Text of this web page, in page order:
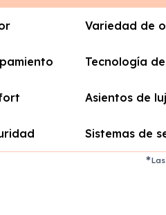
Variedad de
Tecnología
Asientos de
Sistemas de